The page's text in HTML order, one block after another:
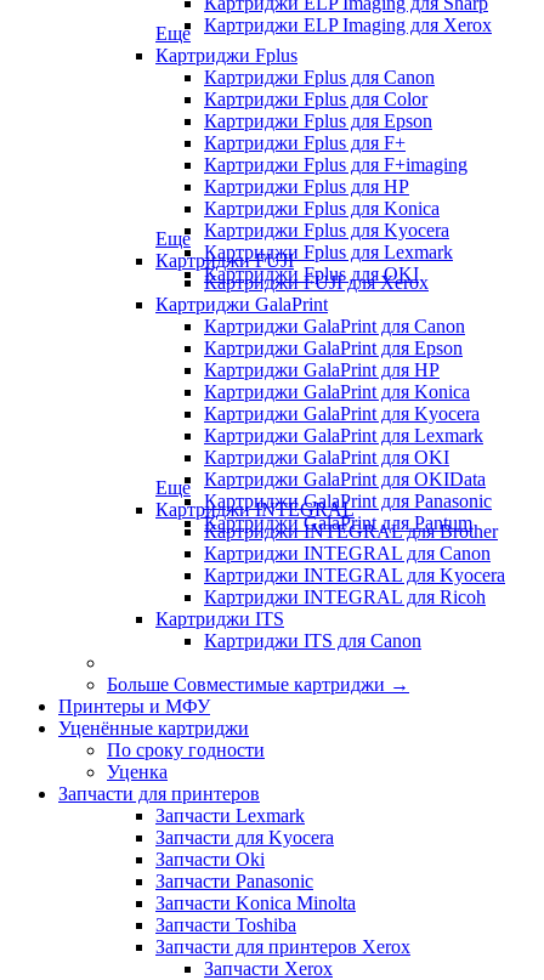
Картриджи ELP Imaging для Xerox
Еще
Картриджи Fplus
Картриджи Fplus для Canon
Картриджи Fplus для Color
Картриджи Fplus для Epson
Картриджи Fplus для F+
Картриджи Fplus для F+imaging
Картриджи Fplus для HP
Картриджи Fplus для Konica
Картриджи Fplus для Kyocera
Картриджи Fplus для Lexmark
Картриджи Fplus для OKI
Еще
Картриджи FUJI
Картриджи FUJI для Xerox
Картриджи GalaPrint
Картриджи GalaPrint для Canon
Картриджи GalaPrint для Epson
Картриджи GalaPrint для HP
Картриджи GalaPrint для Konica
Картриджи GalaPrint для Kyocera
Картриджи GalaPrint для Lexmark
Картриджи GalaPrint для OKI
Картриджи GalaPrint для OKIData
Картриджи GalaPrint для Panasonic
Картриджи GalaPrint для Pantum
Еще
Картриджи INTEGRAL
Картриджи INTEGRAL для Brother
Картриджи INTEGRAL для Canon
Картриджи INTEGRAL для Kyocera
Картриджи INTEGRAL для Ricoh
Картриджи ITS
Картриджи ITS для Canon
Больше Совместимые картриджи →
Принтеры и МФУ
Уценённые картриджи
По сроку годности
Уценка
Запчасти для принтеров
Запчасти Lexmark
Запчасти для Kyocera
Запчасти Oki
Запчасти Panasonic
Запчасти Koniсa Minolta
Запчасти Toshiba
Запчасти для принтеров Xerox
Запчасти Xerox